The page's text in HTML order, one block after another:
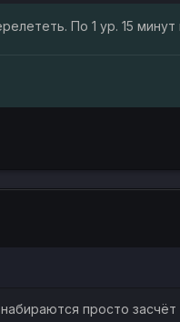
По 1 ур. 15 минут
просто засчёт